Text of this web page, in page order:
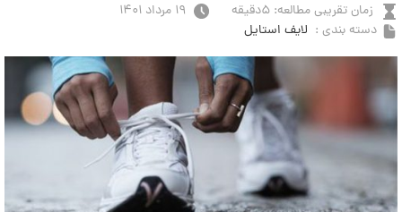
زمان تقریبی مطالعه: ۵دقیقه
دسته بندی : لایف استایل